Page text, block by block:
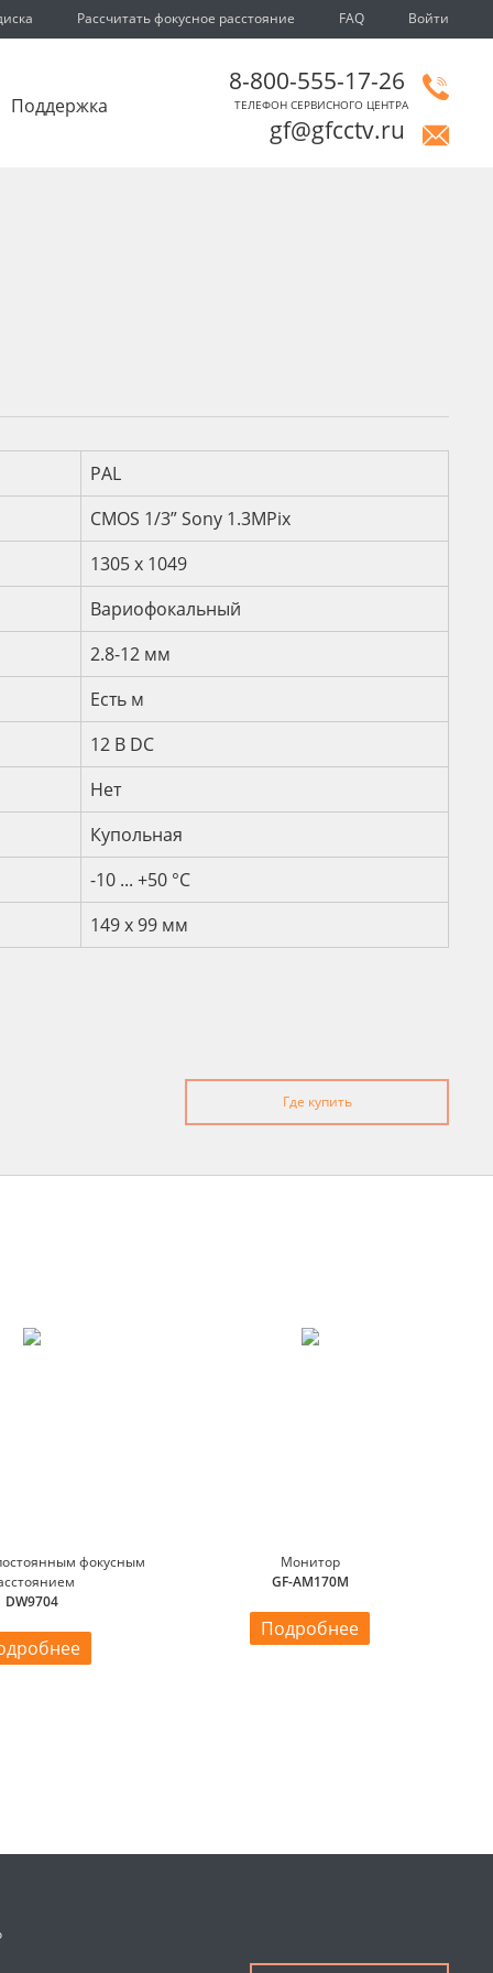
Рассчитать фокусное расстояние FAQ Войти
Поддержка
8-800-555-17-26
ТЕЛЕФОН СЕРВИСНОГО ЦЕНТРА
gf@gfcctv.ru
PAL
CMOS 1/3” Sony 1.3MPix
1305 х 1049
Вариофокальный
2.8-12 мм
Есть м
12 B DC
Нет
Купольная
-10 ... +50 °С
149 x 99 мм
Где купить
фокусным
DW9704
Монитор
GF-AM170M
Подробнее